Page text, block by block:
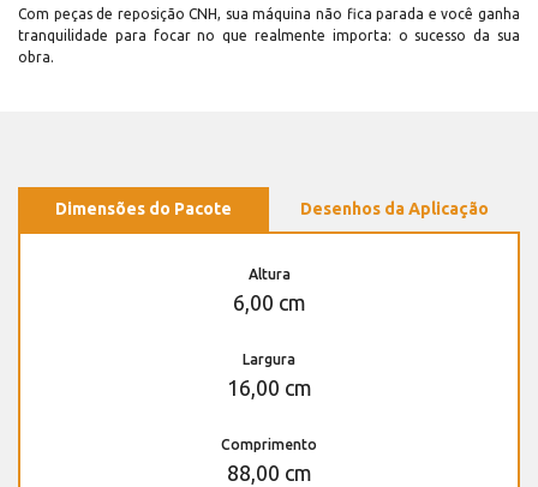
Com peças de reposição CNH, sua máquina não fica parada e você ganha
tranquilidade para focar no que realmente importa: o sucesso da sua
obra.
Dimensões do Pacote Desenhos da Aplicação
Altura
6,00 cm
Largura
16,00 cm
Comprimento
88,00 cm